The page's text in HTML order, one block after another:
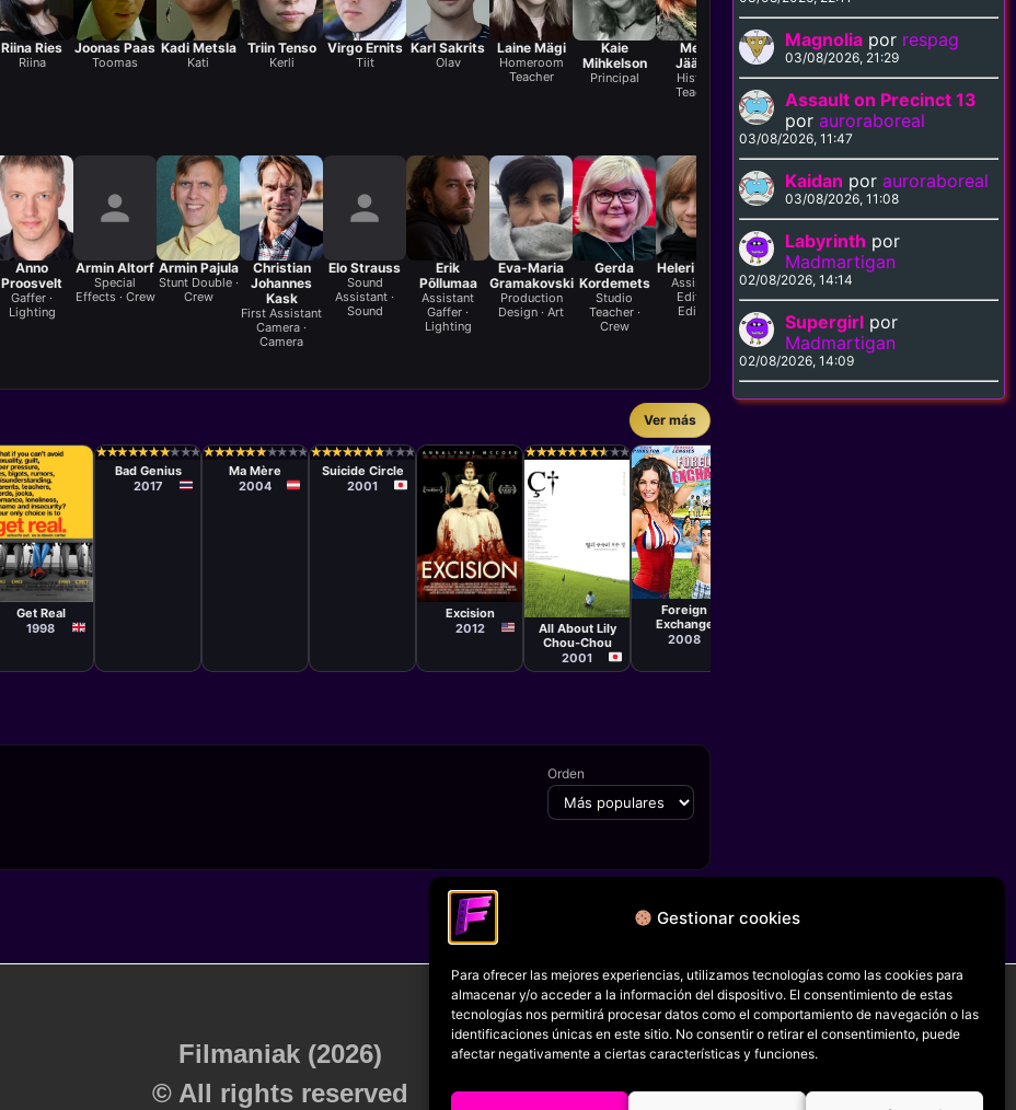
Gestionar cookies
Para ofrecer las mejores experiencias, utilizamos tecnologías como las cookies para
almacenar y/o acceder a la información del dispositivo. El consentimiento de estas
tecnologías nos permitirá procesar datos como el comportamiento de navegación o las
identificaciones únicas en este sitio. No consentir o retirar el consentimiento, puede
afectar negativamente a ciertas características y funciones.
Riina Ries
Riina
Joonas Paas
Toomas
Kadi Metsla
Kati
Triin Tenso
Kerli
Virgo Ernits
Tiit
Karl Sakrits
Olav
Laine Mägi
Homeroom
Teacher
Kaie
Mihkelson
Principal
Merle
Jääger
History
Teacher
Marje
Metsur
Literature
Teacher
Kaspar
Kaljas
P.E. Teacher
Leila Säälik
Grandmother
Anno
Proosvelt
Gaffer ·
Lighting
Armin Altorf
Special
Effects · Crew
Armin Pajula
Stunt Double ·
Crew
Christian
Johannes
Kask
First Assistant
Camera ·
Camera
Elo Strauss
Sound
Assistant ·
Sound
Erik
Põllumaa
Assistant
Gaffer ·
Lighting
Eva-Maria
Gramakovski
Production
Design · Art
Gerda
Kordemets
Studio
Teacher ·
Crew
Heleri Saarik
Assistant
Editor ·
Editing
Henri Pukk
Vocals · Sound
Horret Kuus
Sound
Ver más
Película
Simon Shore
Get Real
1998
★
★★
★★
★★
★★
★★
★★
★★
★★
★★
★
Nattawut
Poonpiriya
Bad Genius
2017
★
★★
★★
★★
★★
★★
★★
★★
★★
★★
★
Christophe
Honoré
Ma Mère
2004
★
★★
★★
★★
★★
★★
★★
★★
★★
★★
★
Sion Sono
Suicide Circle
2001
Película
Richard Bates
Jr.
Excision
2012
★
★★
★★
★★
★★
★★
★★
★★
★★
★★
★
Película
Shunji Iwai
All About Lily
Chou-Chou
2001
Película
Danny Roth
Foreign
Exchange
2008
Orden
FICHA SIGUIENTE
Magnolia por respag
03/08/2026, 21:29
Assault on Precinct 13
porauroraboreal
03/08/2026, 11:47
Kaidan porauroraboreal
03/08/2026, 11:08
Labyrinth por
Madmartigan
02/08/2026, 14:14
Supergirl por
Madmartigan
02/08/2026, 14:09
Filmaniak (2026)
© All rights reserved
RRSS